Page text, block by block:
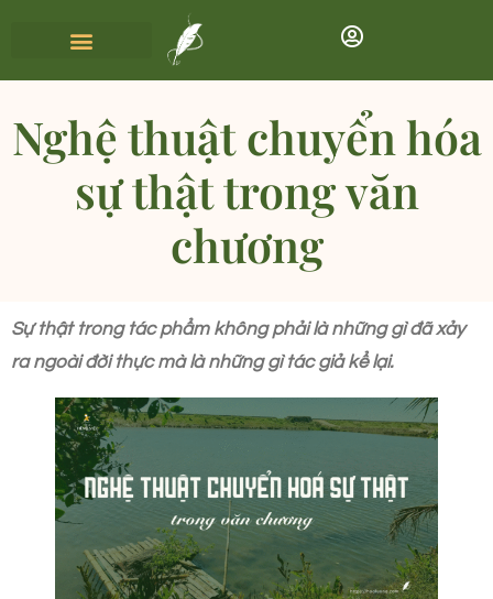
Nghệ thuật chuyển hóa
sự thật trong văn
chương
Sự thật trong tác phẩm không phải là những gì đã xảy
ra ngoài đời thực mà là những gì tác giả kể lại.